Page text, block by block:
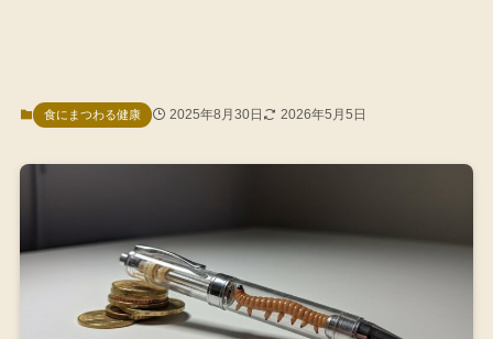
食にまつわる健康 2025年8月30日 2026年5月5日